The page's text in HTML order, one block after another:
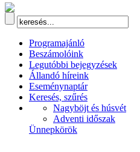
Programajánló
Beszámolóink
Legutóbbi bejegyzések
Állandó híreink
Eseménynaptár
Keresés, szűrés
Nagyböjt és húsvét
Adventi időszak
Ünnepkörök